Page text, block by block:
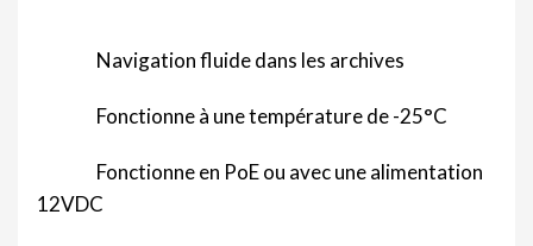
Navigation fluide dans les archives
Fonctionne à une température de -25°C
Fonctionne en PoE ou avec une alimentation
12VDC